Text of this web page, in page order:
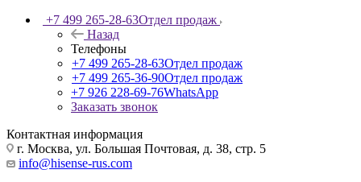
+7 499 265-28-63Отдел продаж
Назад
Телефоны
+7 499 265-28-63Отдел продаж
+7 499 265-36-90Отдел продаж
+7 926 228-69-76WhatsApp
Заказать звонок
Контактная информация
г. Москва, ул. Большая Почтовая, д. 38, стр. 5
info@hisense-rus.com